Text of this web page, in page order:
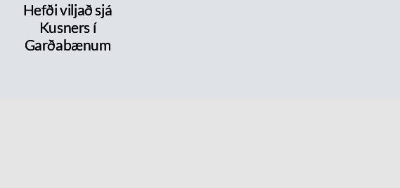
Hefði viljað sjá
Kusners í
Garðabænum